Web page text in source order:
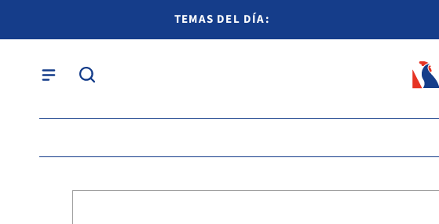
TEMAS DEL DÍA: